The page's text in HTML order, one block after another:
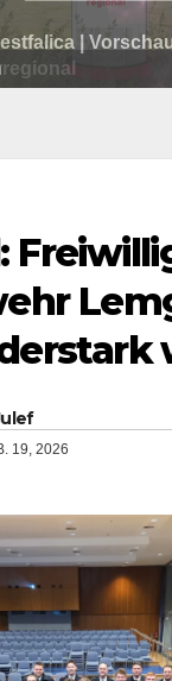
am
|
19. Juli bis 1.
19, 2026